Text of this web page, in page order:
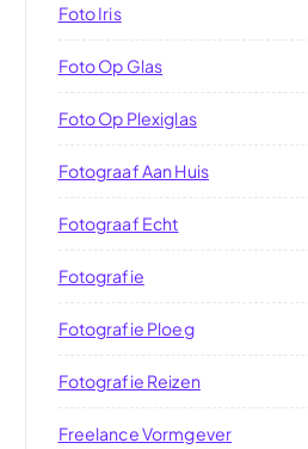
Foto Iris
Foto Op Glas
Foto Op Plexiglas
Fotograaf Aan Huis
Fotograaf Echt
Fotografie
Fotografie Ploeg
Fotografie Reizen
Freelance Vormgever